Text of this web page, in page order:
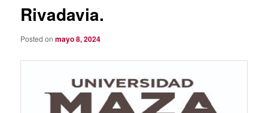
Rivadavia.
Posted onmayo 8, 2024